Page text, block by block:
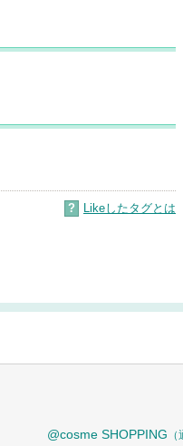
? Likeしたタグとは
@cosme SHOPPING